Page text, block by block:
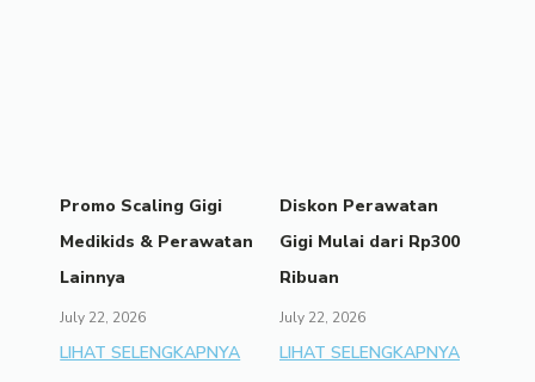
Promo Scaling Gigi
Medikids & Perawatan
Lainnya
July 22, 2026
LIHAT SELENGKAPNYA
Diskon Perawatan
Gigi Mulai dari Rp300
Ribuan
July 22, 2026
LIHAT SELENGKAPNYA